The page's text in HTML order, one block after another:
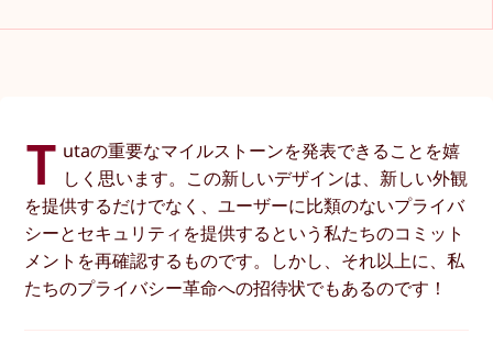
T utaの重要なマイルストーンを発表できることを嬉
しく思います。この新しいデザインは、新しい外観
を提供するだけでなく、ユーザーに比類のないプライバ
シーとセキュリティを提供するという私たちのコミット
メントを再確認するものです。しかし、それ以上に、私
たちのプライバシー革命への招待状でもあるのです！